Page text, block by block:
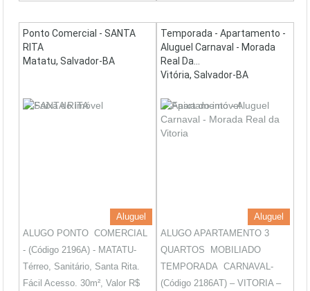
Ponto Comercial - SANTA
RITA
Matatu, Salvador-BA
Aluguel
ALUGO PONTO COMERCIAL
- (Código 2196A) - MATATU-
Térreo, Sanitário, Santa Rita.
Fácil Acesso. 30m², Valor R$
Temporada - Apartamento -
Aluguel Carnaval - Morada
Real Da...
Vitória, Salvador-BA
Aluguel
ALUGO APARTAMENTO 3
QUARTOS MOBILIADO
TEMPORADA CARNAVAL-
(Código 2186AT) – VITORIA –